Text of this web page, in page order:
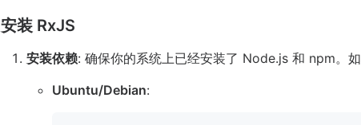
安装 RxJS
安装依赖: 确保你的系统上已经安装了 Node.js 和 npm。
Ubuntu/Debian: